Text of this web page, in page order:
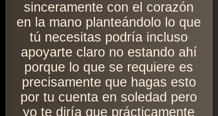
sinceramente con el corazón
en la mano planteándolo lo que
tú necesitas podría incluso
apoyarte claro no estando ahí
porque lo que se requiere es
precisamente que hagas esto
por tu cuenta en soledad pero
yo te diría que prácticamente